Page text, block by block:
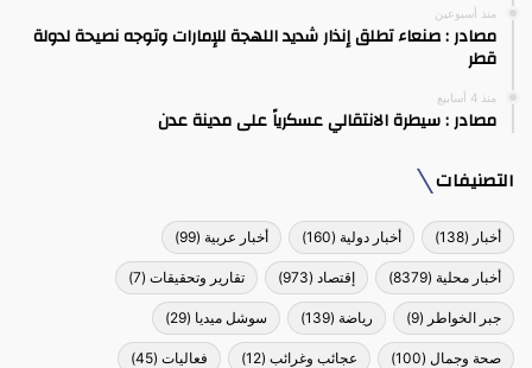
منذ أسبوعين
مصادر : صنعاء تطلق إنذار شديد اللهجة للإمارات وتوجه نصيحة لدولة
قطر
منذ 4 أسابيع
مصادر : سيطرة الانتقالي عسكرياً على مدينة عدن
التصنيفات
أخبار (138) أخبار دولية (160) أخبار عربية (99)
أخبار محلية (8379) إقتصاد (973) تقارير وتحقيقات (7)
جبر الخواطر (9) رياضة (139) سوشل ميديا (29)
صحة وجمال (100) عجائب وغرائب (12) فعاليات (45)